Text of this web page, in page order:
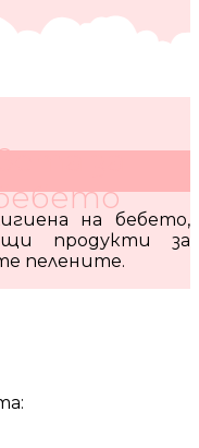
за
на бебето,
продукти за
пелените.